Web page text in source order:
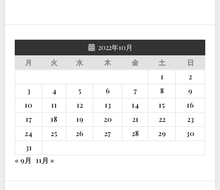
2022年10月
月
火 水 木 金 土
日
1
2
3
4 5 6 7 8
9
10
11 12 13 14 15
16
17
18 19 20 21 22
23
24
25 26 27 28 29
30
31
« 9月 11月 »